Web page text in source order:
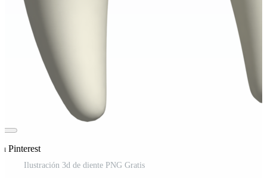
Pinterest
Ilustración 3d de diente PNG Gratis